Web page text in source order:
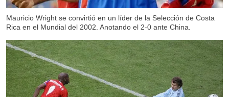
Mauricio Wright se convirtió en un líder de la Selección de Costa
Rica en el Mundial del 2002. Anotando el 2-0 ante China.